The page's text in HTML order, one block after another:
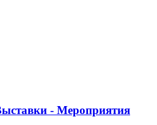
- Мероприятия